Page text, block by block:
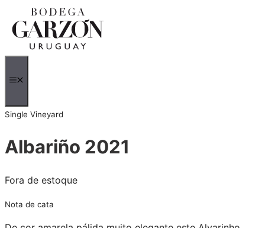
para
conteúdo
Single Vineyard
Albariño 2021
Fora de estoque
Nota de cata